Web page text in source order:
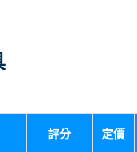
評分 定價